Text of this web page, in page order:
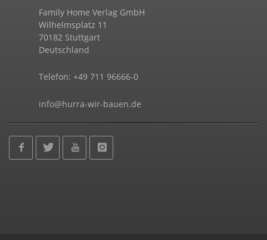
Family Home Verlag GmbH
Wilhelmsplatz 11
70182 Stuttgart
Deutschland
Telefon: +49 711 96666-0
info@hurra-wir-bauen.de